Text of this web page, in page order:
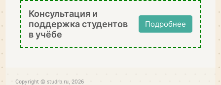
Консультация и
поддержка студентов
в учёбе
Подробнее
Copyright © studrb.ru, 2026